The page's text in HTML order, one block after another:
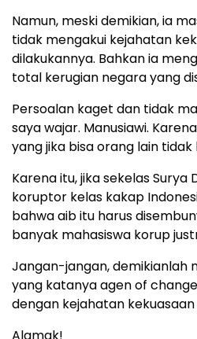
Namun, meski demikian, ia
tidak mengakui kejahatan
dilakukannya. Bahkan ia
total kerugian negara yang
Persoalan kaget dan tidak
saya wajar. Manusiawi.
yang jika bisa orang lain tidak
Karena itu, jika sekelas Surya
koruptor kelas kakap
bahwa aib itu harus
banyak mahasiswa korup
Jangan-jangan, demikianlah
yang katanya agen of
dengan kejahatan